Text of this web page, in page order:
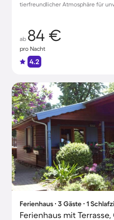
tierfreundlicher Atmosphäre für
ab 84 €
pro Nacht
4.2
Ferienhaus ∙ 3 Gäste ∙ 1